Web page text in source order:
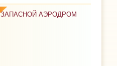
ЗАПАСНОЙ АЭРОДРОМ